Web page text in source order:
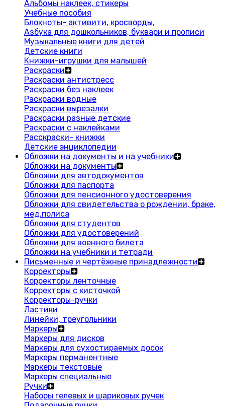
Альбомы наклеек, стикеры
Учебные пособия
Блокноты- активити, кросворды,
Азбука для дошкольников, буквари и прописи
Музыкальные книги для детей
Детские книги
Книжки-игрушки для малышей
Раскраски
Раскраски антистресс
Раскраски без наклеек
Раскраски водные
Раскраски вырезалки
Раскраски разные детские
Раскраски с наклейками
Расскраски- книжки
Детские энциклопедии
Обложки на документы и на учебники
Обложки на документы
Обложки для автодокументов
Обложки для паспорта
Обложки для пенсионного удостоверения
Обложки для свидетельства о рождении, браке,
мед.полиса
Обложки для студентов
Обложки для удостоверений
Обложки для военного билета
Обложки на учебники и тетради
Письменные и чертёжные принадлежности
Корректоры
Корректоры ленточные
Корректоры с кисточкой
Корректоры-ручки
Ластики
Линейки, треугольники
Маркеры
Маркеры для дисков
Маркеры для сухостираемых досок
Маркеры перманентные
Маркеры текстовые
Маркеры специальные
Ручки
Наборы гелевых и шариковых ручек